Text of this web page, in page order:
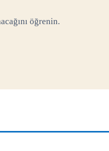
öğrenin.